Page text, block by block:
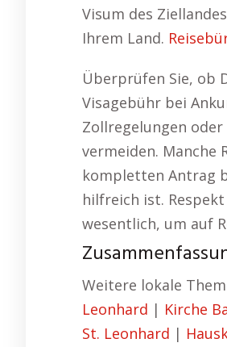
Visum des
Ihrem Land.
Überprüfen Sie, ob
Visagebühr bei
Zollregelungen
vermeiden. Manche
kompletten Antrag
hilfreich ist.
wesentlich, um auf
Weitere lokale
Leonhard | Kirche
St. Leonhard |